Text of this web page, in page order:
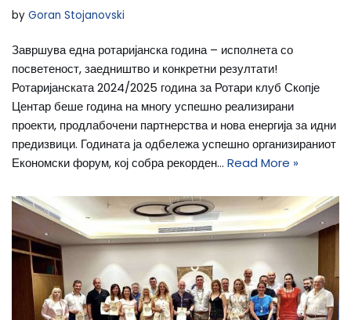
by Goran Stojanovski
Завршува една ротаријанска година – исполнета со
посветеност, заедништво и конкретни резултати!
Ротаријанската 2024/2025 година за Ротари клуб Скопје
Центар беше година на многу успешно реализирани
проекти, продлабочени партнерства и нова енергија за идни
предизвици. Годината ја одбележа успешно организираниот
Економски форум, кој собра рекорден… Read More »